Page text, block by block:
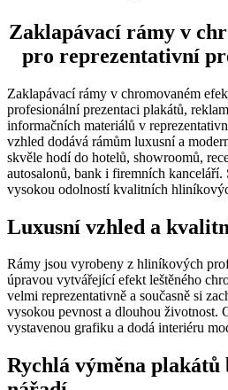
Zaklapávací rámy v
pro reprezentativní
Zaklapávací rámy v chromovaném
profesionální prezentaci plakátů,
informačních materiálů v
vzhled dodává rámům luxusní a
skvěle hodí do hotelů, showroomů,
autosalonů, bank i firemních kanceláří.
vysokou odolností kvalitních
Luxusní vzhled a
Rámy jsou vyrobeny z hliníkových
úpravou vytvářející efekt leštěného
velmi reprezentativně a současně si
vysokou pevnost a dlouhou životnost.
vystavenou grafiku a dodá interiéru
Rychlá výměna plakátů